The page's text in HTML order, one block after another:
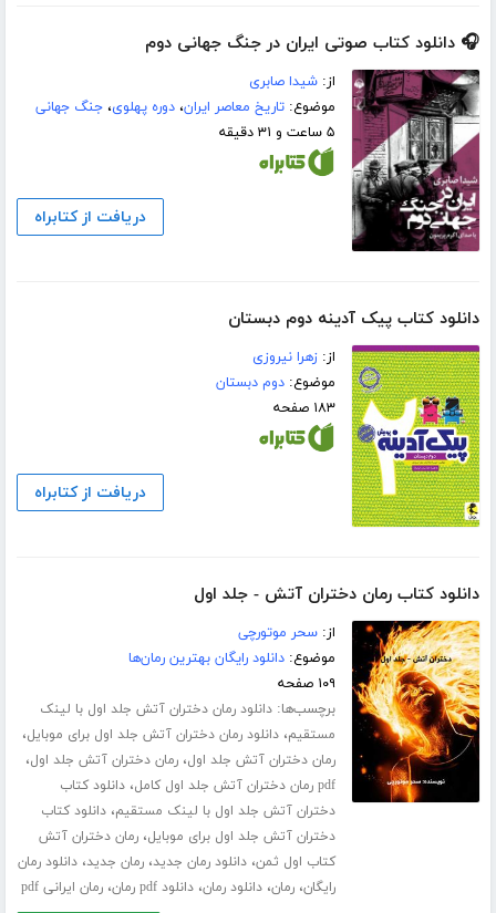
🎧 دانلود کتاب صوتی ایران در جنگ جهانی دوم
از:شیدا صابری
موضوع:تاریخ معاصر ایران،دوره پهلوی،جنگ جهانی
۵ ساعت و ۳۱ دقیقه
دریافت از کتابراه
دانلود کتاب پیک آدینه دوم دبستان
از:زهرا نیروزی
موضوع:دوم دبستان
۱۸۳ صفحه
دریافت از کتابراه
دانلود کتاب رمان دختران آتش - جلد اول
از:سحر موتورچی
موضوع:دانلود رایگان بهترین رمان‌ها
۱۰۹ صفحه
برچسب‌ها:دانلود رمان دختران آتش جلد اول با لینک
مستقیم،دانلود رمان دختران آتش جلد اول برای موبایل،
رمان دختران آتش جلد اول،رمان دختران آتش جلد اول،
pdf رمان دختران آتش جلد اول کامل ،دانلود کتاب
دختران آتش جلد اول با لینک مستقیم،دانلود کتاب
دختران آتش جلد اول برای موبایل،رمان دختران آتش
کتاب اول ثمن،دانلود رمان جدید،رمان جدید،دانلود رمان
رایگان،رمان،دانلود رمان،دانلود pdf رمان ،رمان ایرانی pdf